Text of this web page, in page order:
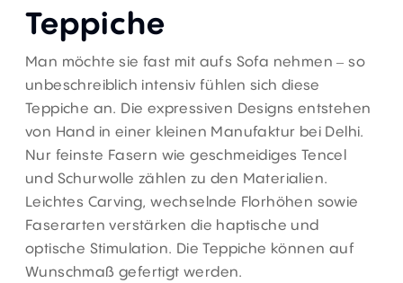
Teppiche
Man möchte sie fast mit aufs Sofa nehmen – so
unbeschreiblich intensiv fühlen sich diese
Teppiche an. Die expressiven Designs entstehen
von Hand in einer kleinen Manufaktur bei Delhi.
Nur feinste Fasern wie geschmeidiges Tencel
und Schurwolle zählen zu den Materialien.
Leichtes Carving, wechselnde Florhöhen sowie
Faserarten verstärken die haptische und
optische Stimulation. Die Teppiche können auf
Wunschmaß gefertigt werden.